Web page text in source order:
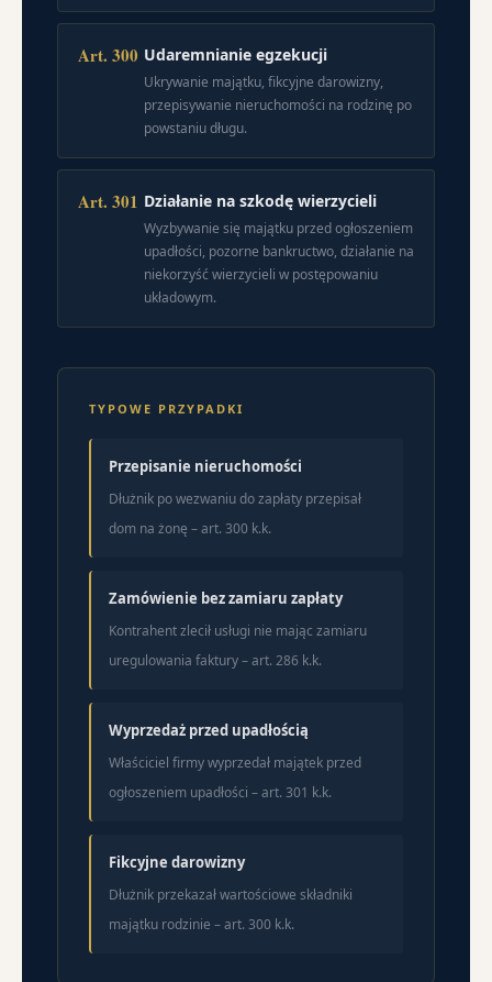
Art. 300 Udaremnianie egzekucji
Ukrywanie majątku, fikcyjne darowizny,
przepisywanie nieruchomości na rodzinę po
powstaniu długu.
Art. 301 Działanie na szkodę wierzycieli
Wyzbywanie się majątku przed ogłoszeniem
upadłości, pozorne bankructwo, działanie na
niekorzyść wierzycieli w postępowaniu
układowym.
TYPOWE PRZYPADKI
Przepisanie nieruchomości
Dłużnik po wezwaniu do zapłaty przepisał
dom na żonę – art. 300 k.k.
Zamówienie bez zamiaru zapłaty
Kontrahent zlecił usługi nie mając zamiaru
uregulowania faktury – art. 286 k.k.
Wyprzedaż przed upadłością
Właściciel firmy wyprzedał majątek przed
ogłoszeniem upadłości – art. 301 k.k.
Fikcyjne darowizny
Dłużnik przekazał wartościowe składniki
majątku rodzinie – art. 300 k.k.